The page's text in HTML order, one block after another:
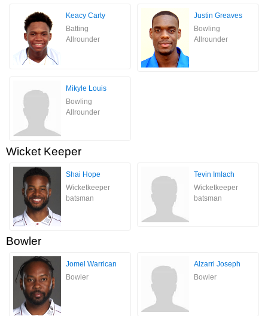
Keacy Carty
Batting
Allrounder
Justin Greaves
Bowling
Allrounder
Mikyle Louis
Bowling
Allrounder
Wicket Keeper
Shai Hope
Wicketkeeper
batsman
Tevin Imlach
Wicketkeeper
batsman
Bowler
Jomel Warrican
Bowler
Alzarri Joseph
Bowler